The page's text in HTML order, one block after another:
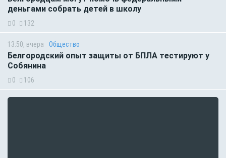
деньгами собрать детей в школу
0 132
13:50, вчера Общество
Белгородский опыт защиты от БПЛА тестируют у
Собянина
0 106